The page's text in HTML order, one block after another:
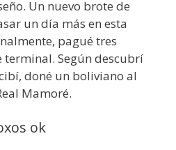
Un nuevo brote de
un día más en esta
pagué tres
terminal. Según descubrí
doné un boliviano al
Mamoré.
ok